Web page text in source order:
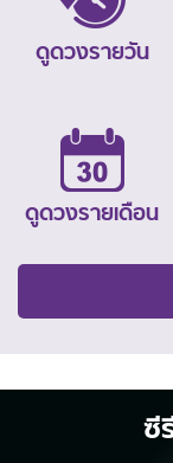
ดูดวงรายวัน
ดูดวงรายเดือน
ซี